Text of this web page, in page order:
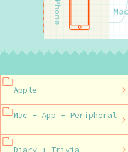
Apple
Mac + App + Peripheral
Diary + Trivia